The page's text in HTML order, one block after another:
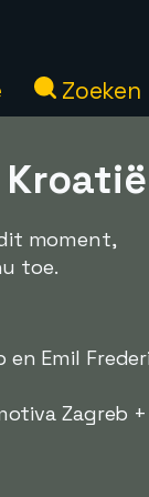
Zoeken
moment,
toe.
en Emil
Zagreb